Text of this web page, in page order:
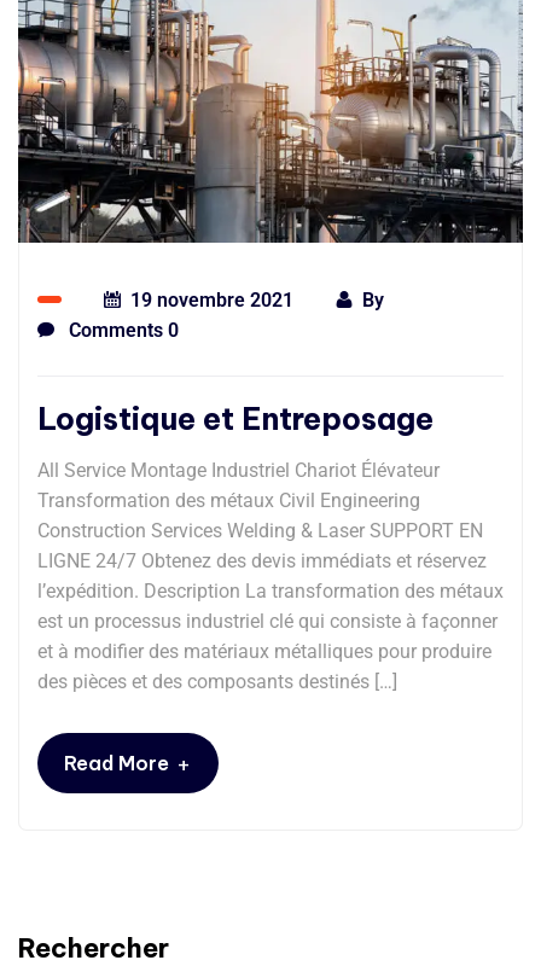
19 novembre 2021
By
Comments 0
Logistique et Entreposage
All Service Montage Industriel Chariot Élévateur
Transformation des métaux Civil Engineering
Construction Services Welding & Laser SUPPORT EN
LIGNE 24/7 Obtenez des devis immédiats et réservez
l’expédition. Description La transformation des métaux
est un processus industriel clé qui consiste à façonner
et à modifier des matériaux métalliques pour produire
des pièces et des composants destinés […]
Read More +
Rechercher